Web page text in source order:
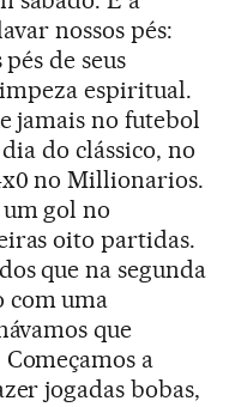
nossos pés:
de seus
espiritual.
jamais no futebol
do clássico, no
no Millionarios.
gol no
oito partidas.
que na segunda
com uma
que
a
jogadas bobas,